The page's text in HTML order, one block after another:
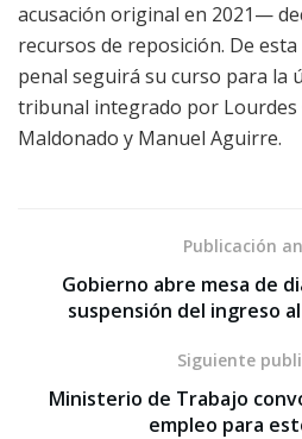
acusación original en 2021—
recursos de reposición. De
penal seguirá su curso para la
tribunal integrado por Lourdes
Maldonado y Manuel Aguirre.
Publicación
Gobierno abre mesa de
suspensión del ingreso
Siguiente
Ministerio de Trabajo
empleo para